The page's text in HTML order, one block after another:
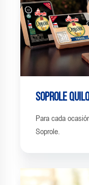
Soprole
Para cada
Soprole.